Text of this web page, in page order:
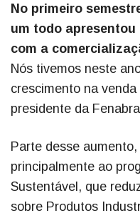
No primeiro
um todo apresentou
com a
Nós tivemos neste
crescimento na
presidente da
Parte desse
principalmente ao
Sustentável, que
sobre Produtos